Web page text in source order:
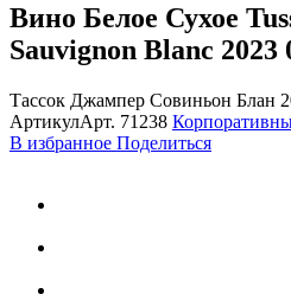
Вино Белое Сухое
Sauvignon Blanc 2023
Тассок Джампер Совиньон Блан
АртикулАрт. 71238
В избранное Поделиться